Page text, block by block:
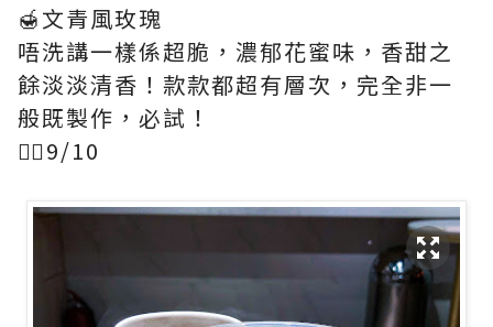
🍯文青風玫瑰
唔洗講一樣係超脆，濃郁花蜜味，香甜之
餘淡淡清香！款款都超有層次，完全非一
般既製作，必試！
👍🏻9/10